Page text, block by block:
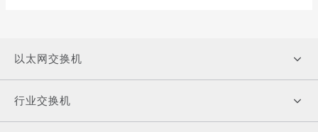
以太网交换机
行业交换机